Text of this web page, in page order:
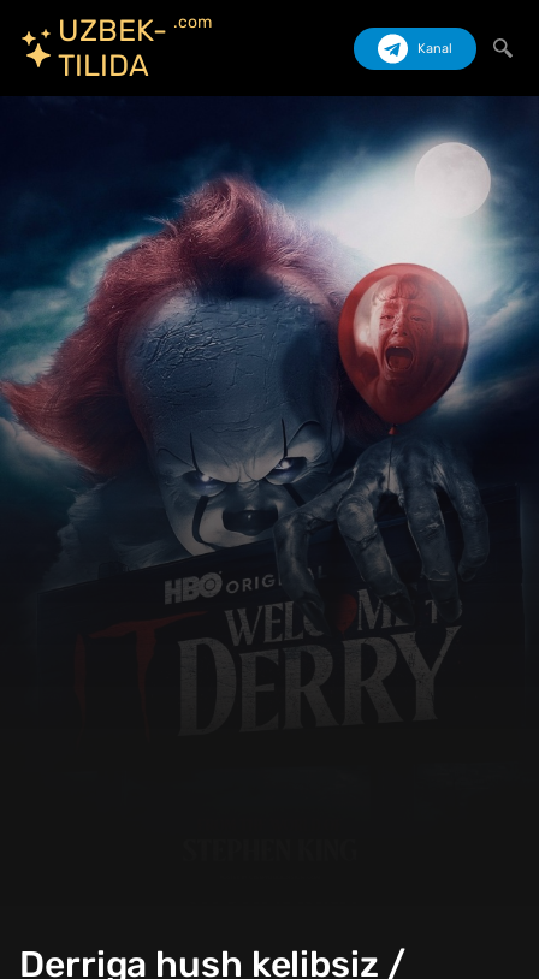
UZBEK-
TILIDA
.com
Kanal
Izlash
Derriga hush kelibsiz /